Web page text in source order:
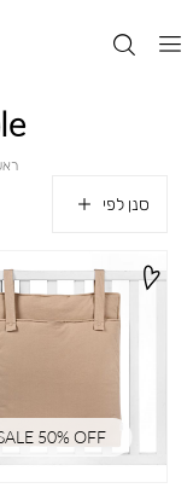
סנן לפי
50% OFF